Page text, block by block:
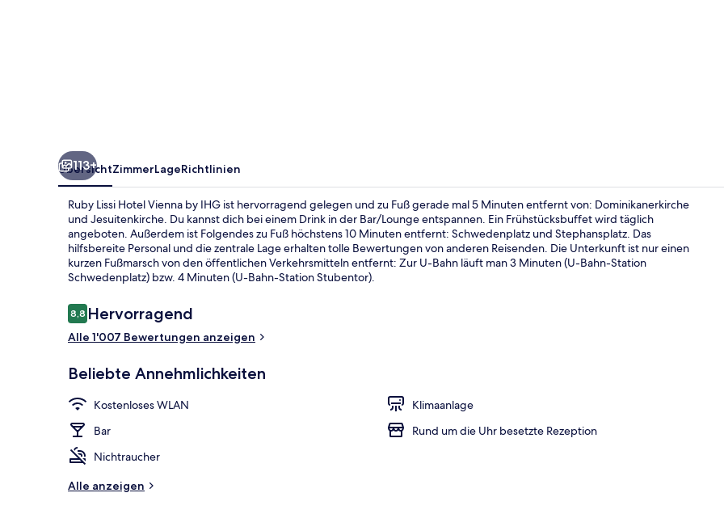
Zimmer
113+
ÜbersichtZimmerLageRichtlinien
Ruby Lissi Hotel Vienna by IHG ist hervorragend gelegen und zu Fuß gerade mal 5 Minuten entfernt von: Dominikanerkirche
und Jesuitenkirche. Du kannst dich bei einem Drink in der Bar/Lounge entspannen. Ein Frühstücksbuffet wird täglich
angeboten. Außerdem ist Folgendes zu Fuß höchstens 10 Minuten entfernt: Schwedenplatz und Stephansplatz. Das
hilfsbereite Personal und die zentrale Lage erhalten tolle Bewertungen von anderen Reisenden. Die Unterkunft ist nur einen
kurzen Fußmarsch von den öffentlichen Verkehrsmitteln entfernt: Zur U-Bahn läuft man 3 Minuten (U-Bahn-Station
Schwedenplatz) bzw. 4 Minuten (U-Bahn-Station Stubentor).
Bewertungen
8,88,8 von 10.
Hervorragend
Alle 1'007 Bewertungen anzeigen
Beliebte Annehmlichkeiten
Kostenloses WLAN
Klimaanlage
Bar
Rund um die Uhr besetzte Rezeption
Nichtraucher
Alle anzeigen